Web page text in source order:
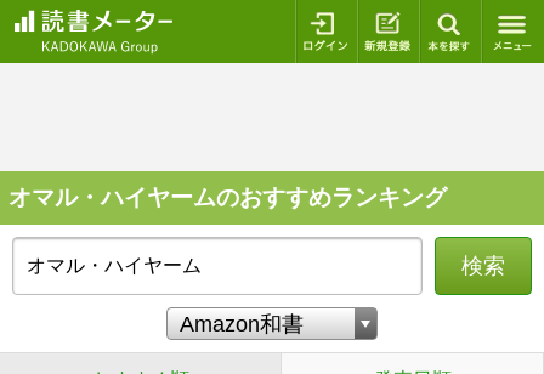
ログイン 新規登録
オマル・ハイヤームのおすすめランキング
検索